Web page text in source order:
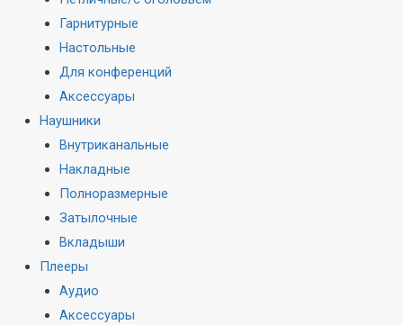
Гарнитурные
Настольные
Для конференций
Аксессуары
Наушники
Внутриканальные
Накладные
Полноразмерные
Затылочные
Вкладыши
Плееры
Аудио
Аксессуары